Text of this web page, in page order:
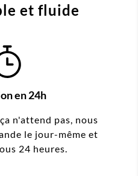
et fluide
en 24h
n'attend pas, nous
le jour-même et
24 heures.